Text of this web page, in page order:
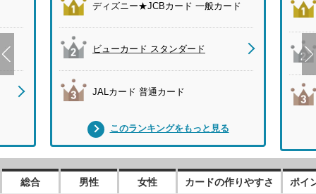
ディズニー★JCBカード 一般カード
ビューカード スタンダード
JALカード 普通カード
このランキングをもっと見る
総合 男性 女性 カードの作りやすさ ポイ